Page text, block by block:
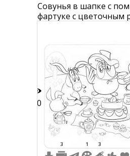
Совунья в шапке с
фартуке с цветочным
20
3 1 3